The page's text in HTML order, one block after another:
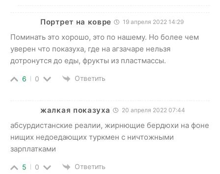
Портрет на ковре 19 апреля 2022 14:29
Поминать это хорошо, это по нашему. Но более чем
уверен что показуха, где на агзачаре нельзя
дотронутся до еды, фрукты из пластмассы.
6 0 Ответить
жалкая показуха 20 апреля 2022 07:44
абсурдистанские реалии, жирнющие бердюхи на фоне
нищих недоедающих туркмен с ничтожными
зарплатками
5 0 Ответить